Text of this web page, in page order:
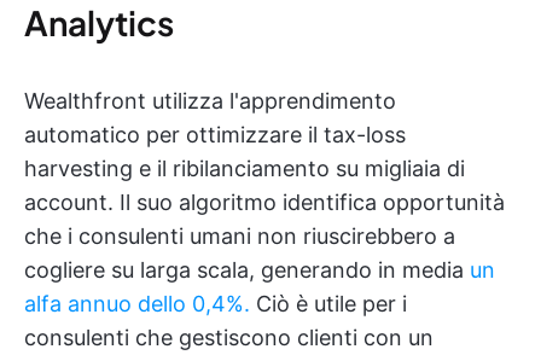
Analytics
Wealthfront utilizza l'apprendimento
automatico per ottimizzare il tax-loss
harvesting e il ribilanciamento su migliaia di
account. Il suo algoritmo identifica opportunità
che i consulenti umani non riuscirebbero a
cogliere su larga scala, generando in media un
alfa annuo dello 0,4%. Ciò è utile per i
consulenti che gestiscono clienti con un